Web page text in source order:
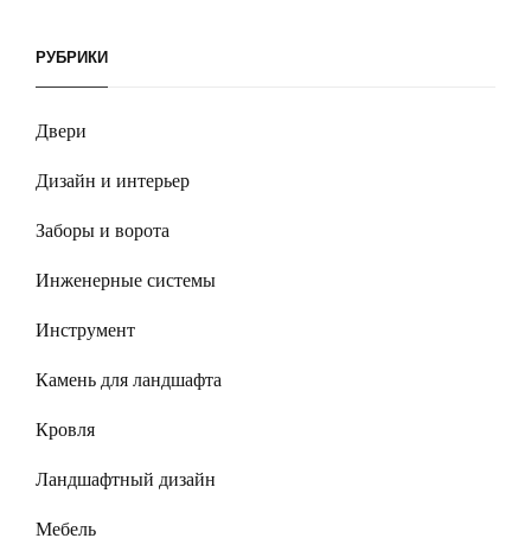
РУБРИКИ
Двери
Дизайн и интерьер
Заборы и ворота
Инженерные системы
Инструмент
Камень для ландшафта
Кровля
Ландшафтный дизайн
Мебель